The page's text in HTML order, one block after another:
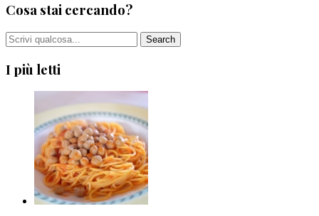
Cosa stai cercando?
I più letti